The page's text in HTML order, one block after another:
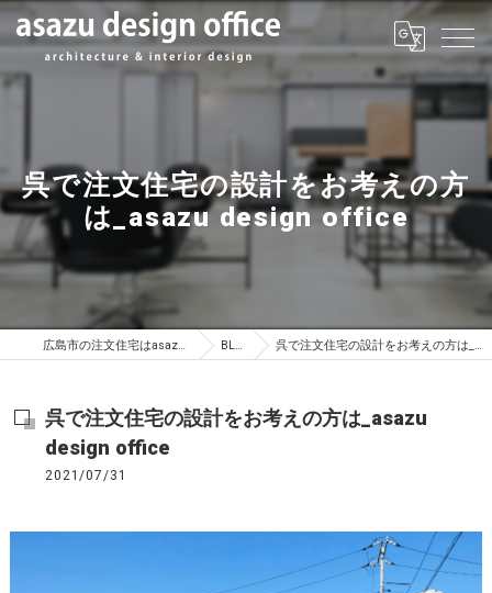
呉で注文住宅の設計をお考えの方
は_asazu design office
広島市の注文住宅はasazu design office BLOG 呉で注文住宅の設計をお考えの方は_asazu design office
呉で注文住宅の設計をお考えの方は_asazu
design office
2021/07/31